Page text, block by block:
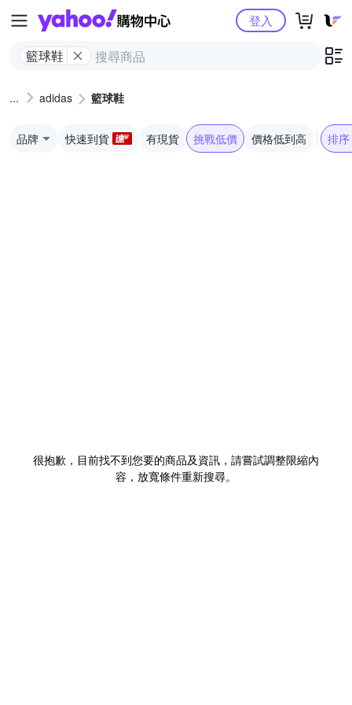
Yahoo購物中心
籃球鞋
登入
adidas 籃球鞋
品牌 快速到貨 有現貨 挑戰低價 價格低到高 排序
很抱歉，目前找不到您要的商品及資訊，請嘗試調整限縮內
容，放寬條件重新搜尋。